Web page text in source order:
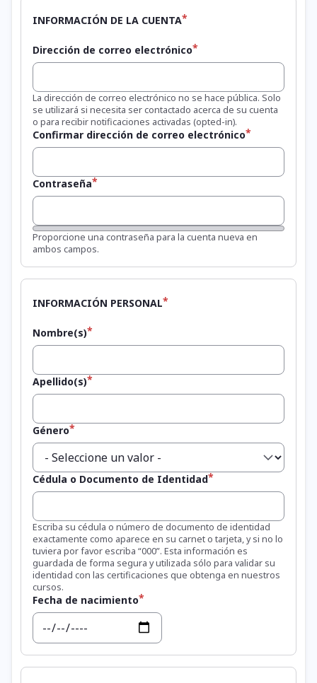
INFORMACIÓN DE LA CUENTA
Dirección de correo electrónico
La dirección de correo electrónico no se hace pública. Solo
se utilizará si necesita ser contactado acerca de su cuenta
o para recibir notificaciones activadas (opted-in).
Confirmar dirección de correo electrónico
Contraseña
Fortaleza de la contraseña:
Proporcione una contraseña para la cuenta nueva en
ambos campos.
INFORMACIÓN PERSONAL
Nombre(s)
Apellido(s)
Género
Cédula o Documento de Identidad
Escriba su cédula o número de documento de identidad
exactamente como aparece en su carnet o tarjeta, y si no lo
tuviera por favor escriba “000”. Esta información es
guardada de forma segura y utilizada sólo para validar su
identidad con las certificaciones que obtenga en nuestros
cursos.
Fecha de nacimiento
Fecha